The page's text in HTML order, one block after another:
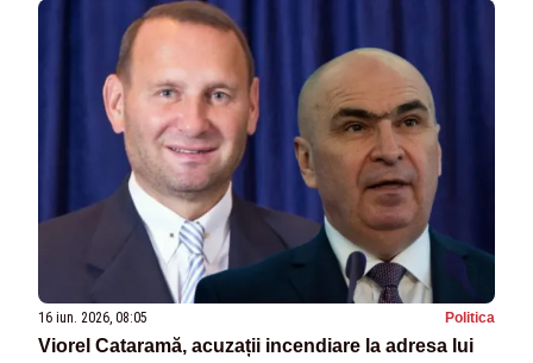
16 iun. 2026, 08:05 Politica
Viorel Cataramă, acuzații incendiare la adresa lui